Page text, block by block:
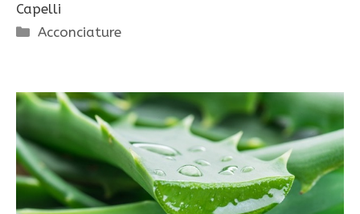
Capelli
Categorie
Acconciature